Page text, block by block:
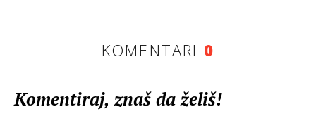
KOMENTARI 0
Komentiraj, znaš da želiš!